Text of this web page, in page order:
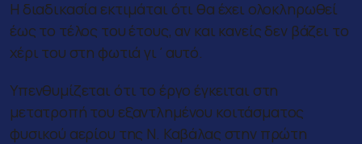
Η διαδικασία εκτιμάται ότι θα έχει ολοκληρωθεί
έως το τέλος του έτους, αν και κανείς δεν βάζει το
χέρι του στη φωτιά γι΄αυτό.
Υπενθυμίζεται ότι το έργο έγκειται στη
μετατροπή του εξαντλημένου κοιτάσματος
φυσικού αερίου της Ν. Καβάλας στην πρώτη